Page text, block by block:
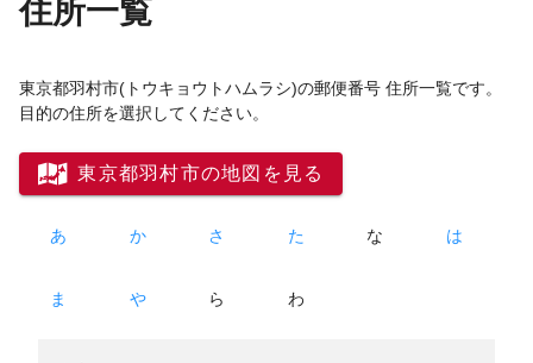
住所一覧
東京都羽村市(トウキョウトハムラシ)の郵便番号 住所一覧です。
目的の住所を選択してください。
東京都羽村市の地図を見る
あ か さ た な は
ま や ら わ